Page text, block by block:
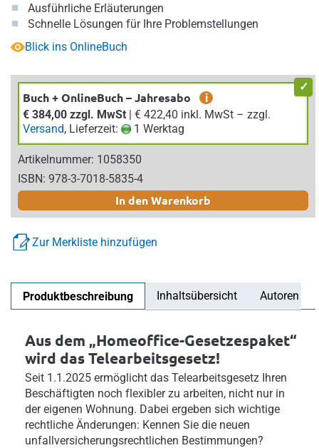
Ausführliche Erläuterungen
Schnelle Lösungen für Ihre Problemstellungen
Blick ins OnlineBuch
Buch + OnlineBuch – Jahresabo
i
€ 384,00 zzgl. MwSt
| € 422,40 inkl. MwSt – zzgl.
Versand, Lieferzeit: 1 Werktag
Artikelnummer: 1058350
ISBN: 978-3-7018-5835-4
In den Warenkorb
Zur Merkliste hinzufügen
Produktbeschreibung Inhaltsübersicht Autoren
Aus dem „Homeoffice-Gesetzespaket“
wird das Telearbeitsgesetz!
Seit 1.1.2025 ermöglicht das Telearbeitsgesetz Ihren
Beschäftigten noch flexibler zu arbeiten, nicht nur in
der eigenen Wohnung. Dabei ergeben sich wichtige
rechtliche Änderungen: Kennen Sie die neuen
unfallversicherungsrechtlichen Bestimmungen?